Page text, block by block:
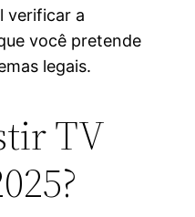
verificar a
você pretende
legais.
TV